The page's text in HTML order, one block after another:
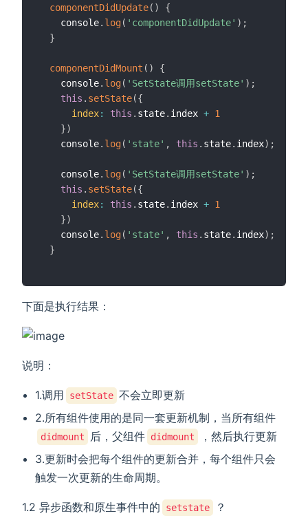
componentDidUpdate( )
{
    console
. log( 'componentDidUpdate' ) ;
}
componentDidMount ( )
{
    console
. log( 'SetState调用setState' ) ;
this . setState({
index: this . state. index + 1
})
    console
. log( 'state' , this . state. index) ;
    console
. log( 'SetState调用setState' ) ;
this . setState({
index: this . state. index + 1
})
    console
. log( 'state' , this . state. index) ;
}
下面是执行结果：
说明：
1.调用 setState 不会立即更新
2.所有组件使用的是同一套更新机制，当所有组件
didmount 后，父组件 didmount
，然后执行更新
3.更新时会把每个组件的更新合并，每个组件只会
触发一次更新的生命周期。
1.2 异步函数和原生事件中的 setstate ？